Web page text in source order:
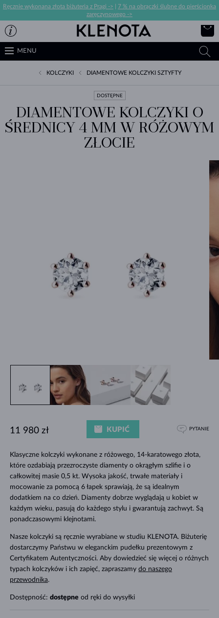
Ręcznie wykonana złota biżuteria z Pragi ->
7 % na obrączki ślubne do pierścionka
zaręczynowego ->
MENU
KOLCZYKI DIAMENTOWE KOLCZYKI SZTYFTY
DOSTĘPNE
DIAMENTOWE KOLCZYKI O
ŚREDNICY 4 MM W RÓŻOWYM
ZŁOCIE
Klasyczne kolczyki wykonane z różowego, 14-karatowego złota,
które ozdabiają przezroczyste diamenty o okrągłym szlifie i o
całkowitej masie 0,5 kt. Wysoka jakość, trwałe materiały i
mocowanie za pomocą 6 łapek sprawiają, że są idealnym
dodatkiem na co dzień. Diamenty dobrze wyglądają u kobiet w
każdym wieku, pasują do każdego stylu i gwarantują zachwyt. Są
ponadczasowymi klejnotami.
Nasze kolczyki są ręcznie wyrabiane w studiu KLENOTA. Biżuterię
dostarczymy Państwu w eleganckim pudełku prezentowym z
Certyfikatem Autentyczności. Aby dowiedzieć się więcej o różnych
typach kolczyków i ich zapięć, zapraszamy do naszego
przewodnika.
Dostępność: dostępne od ręki do wysyłki
11 980 zł KUPIĆ PYTANIE